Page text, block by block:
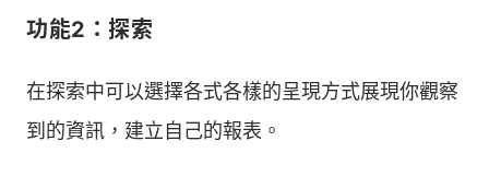
功能2：探索
在探索中可以選擇各式各樣的呈現方式展現你觀察
到的資訊，建立自己的報表。